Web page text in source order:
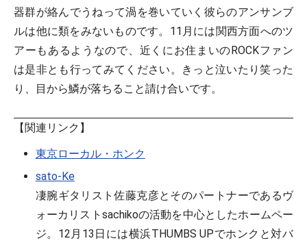
器群が絡んでうねって渦を巻いていく彼らのアンサンブ
ルは他に類をみないものです。11月には関西方面へのツ
アーもあるようなので、近くにお住まいのROCKファン
は是非とも行ってみてください。きっと泣いたり笑った
り、目から鱗が落ちること請け合いです。
【関連リンク】
東京ローカル・ホンク
sato-Ke
凄腕ギタリスト佐藤克彦とそのパートナーであるヴ
ォーカリストsachikoの活動を中心としたホームペー
ジ。12月13日には横浜THUMBS UPでホンクと対バ